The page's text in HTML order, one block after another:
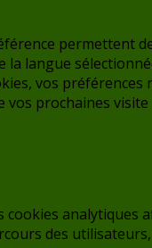
permettent
la langue
vos préférences
vos prochaines visite
cookies analytiques
des